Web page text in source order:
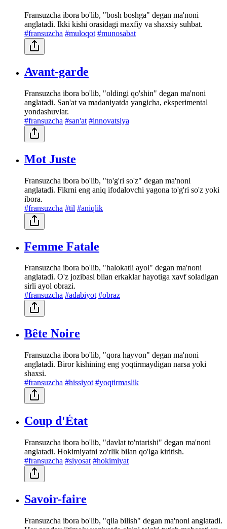
Fransuzcha ibora bo'lib, "bosh boshga" degan ma'noni
anglatadi. Ikki kishi orasidagi maxfiy va shaxsiy suhbat.
#fransuzcha #muloqot #munosabat
Avant-garde
Fransuzcha ibora bo'lib, "oldingi qo'shin" degan ma'noni
anglatadi. San'at va madaniyatda yangicha, eksperimental
yondashuvlar.
#fransuzcha #san'at #innovatsiya
Mot Juste
Fransuzcha ibora bo'lib, "to'g'ri so'z" degan ma'noni
anglatadi. Fikrni eng aniq ifodalovchi yagona to'g'ri so'z yoki
ibora.
#fransuzcha #til #aniqlik
Femme Fatale
Fransuzcha ibora bo'lib, "halokatli ayol" degan ma'noni
anglatadi. O'z jozibasi bilan erkaklar hayotiga xavf soladigan
sirli ayol obrazi.
#fransuzcha #adabiyot #obraz
Bête Noire
Fransuzcha ibora bo'lib, "qora hayvon" degan ma'noni
anglatadi. Biror kishining eng yoqtirmaydigan narsa yoki
shaxsi.
#fransuzcha #hissiyot #yoqtirmaslik
Coup d'État
Fransuzcha ibora bo'lib, "davlat to'ntarishi" degan ma'noni
anglatadi. Hokimiyatni zo'rlik bilan qo'lga kiritish.
#fransuzcha #siyosat #hokimiyat
Savoir-faire
Fransuzcha ibora bo'lib, "qila bilish" degan ma'noni anglatadi.